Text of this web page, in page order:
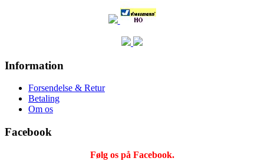
Information
Forsendelse & Retur
Betaling
Om os
Facebook
Følg os på Facebook.